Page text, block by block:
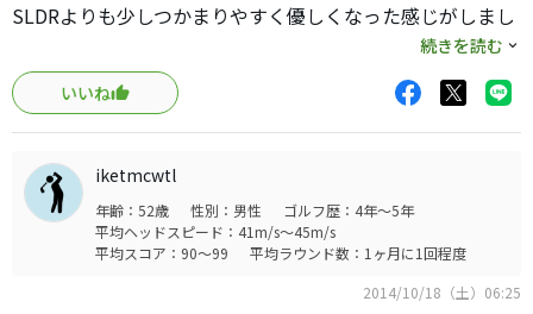
SLDRよりも少しつかまりやすく優しくなった感じがしまし
た。ヘッドは大き目ですが、白色のためかヘッドの軌道が
イメージしやすくとても振りやすく感じました。弾道は、
LOFT UPの効果で、11°のドライバーの弾道に近い感じです
が、吹け上がりのない弾道です。飛距離性能については、
200Yのネットにあたる位置からして飛距離性能は高いよう
に感じました。
また、直進性が高くヘッドだと感じましたが、逆に、曲げ
にくいのでフェードやドローが打ちにくく、無理やり曲げ
続きを読む
いいね
iketmcwtl
年齢：52歳 性別：男性
ゴルフ歴：4年～5年
平均ヘッドスピード：41m/s～45m/s
平均スコア：90～99
平均ラウンド数：1ヶ月に1回程度
2014/10/18（土）06:25